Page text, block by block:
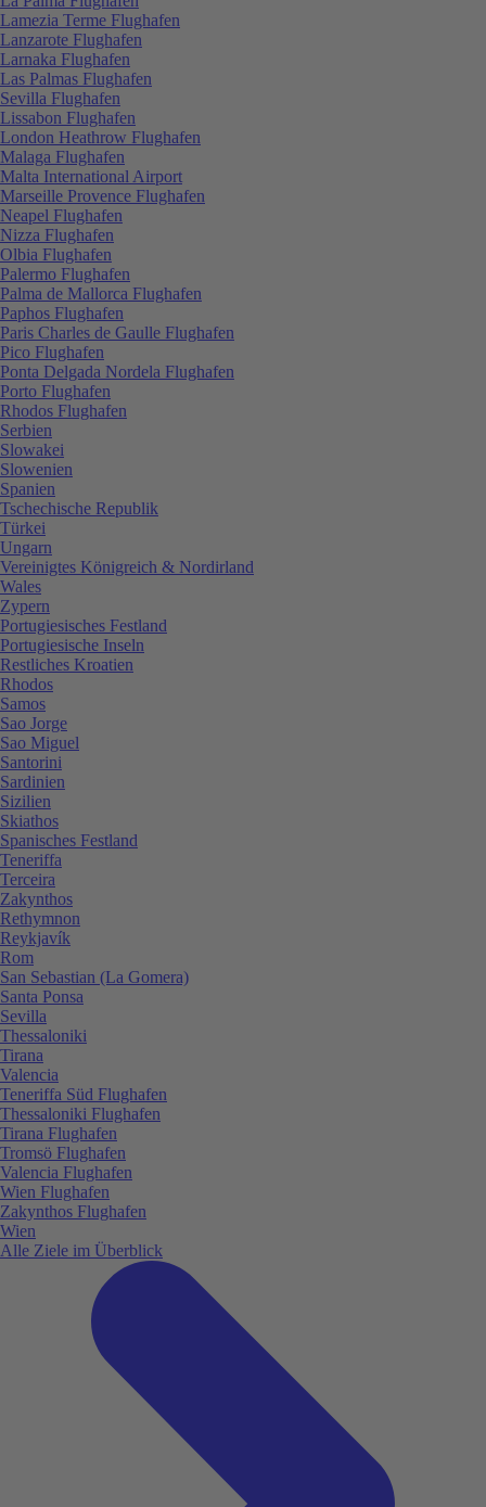
Lamezia Terme Flughafen
Lanzarote Flughafen
Larnaka Flughafen
Las Palmas Flughafen
Sevilla Flughafen
Lissabon Flughafen
London Heathrow Flughafen
Malaga Flughafen
Malta International Airport
Marseille Provence Flughafen
Neapel Flughafen
Nizza Flughafen
Olbia Flughafen
Palermo Flughafen
Palma de Mallorca Flughafen
Paphos Flughafen
Paris Charles de Gaulle Flughafen
Pico Flughafen
Ponta Delgada Nordela Flughafen
Porto Flughafen
Rhodos Flughafen
Serbien
Slowakei
Slowenien
Spanien
Tschechische Republik
Türkei
Ungarn
Vereinigtes Königreich & Nordirland
Wales
Zypern
Portugiesisches Festland
Portugiesische Inseln
Restliches Kroatien
Rhodos
Samos
Sao Jorge
Sao Miguel
Santorini
Sardinien
Sizilien
Skiathos
Spanisches Festland
Teneriffa
Terceira
Zakynthos
Rethymnon
Reykjavík
Rom
San Sebastian (La Gomera)
Santa Ponsa
Sevilla
Thessaloniki
Tirana
Valencia
Teneriffa Süd Flughafen
Thessaloniki Flughafen
Tirana Flughafen
Tromsö Flughafen
Valencia Flughafen
Wien Flughafen
Zakynthos Flughafen
Wien
Alle Ziele im Überblick